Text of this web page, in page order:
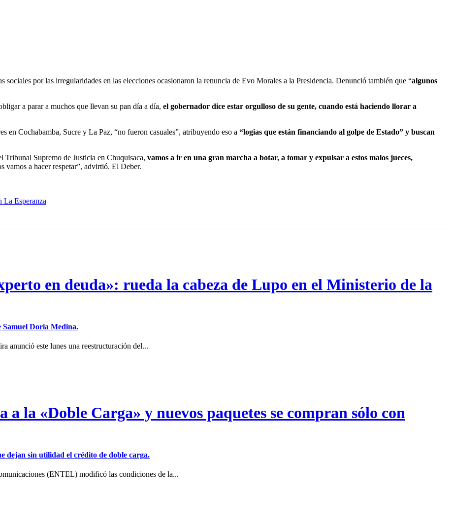
sociales por las irregularidades en las elecciones ocasionaron la renuncia de Evo Morales a la Presidencia. Denunció también que “algunos
a parar a muchos que llevan su pan día a día, el gobernador dice estar orgulloso de su gente, cuando está haciendo llorar a
Cochabamba, Sucre y La Paz, “no fueron casuales”, atribuyendo eso a “logias que están financiando al golpe de Estado” y buscan
Tribunal Supremo de Justicia en Chuquisaca, vamos a ir en una gran marcha a botar, a tomar y expulsar a estos malos jueces,
vamos a hacer respetar”, advirtió. El Deber.
La Esperanza
en deuda»: rueda la cabeza de Lupo en el Ministerio de la
Samuel Doria Medina.
anunció este lunes una reestructuración del...
a la «Doble Carga» y nuevos paquetes se compran sólo con
dejan sin utilidad el crédito de doble carga.
(ENTEL) modificó las condiciones de la...